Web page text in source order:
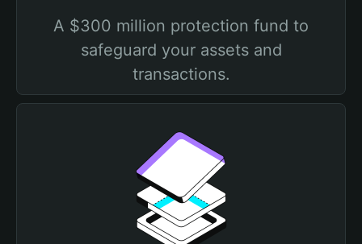
A $300 million protection fund to
safeguard your assets and
transactions.